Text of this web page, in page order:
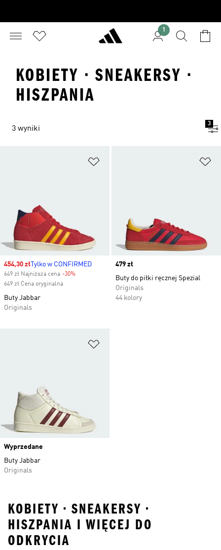
1
KOBIETY · SNEAKERSY ·
HISZPANIA
3 wyniki
3
Sale price
454,30 zł Tylko w CONFIRMED
649 zł Najniższa cena -30%
649 zł Cena oryginalna
Buty Jabbar
Originals
Price
479 zł
Buty do piłki ręcznej Spezial
Originals
44 kolory
Wyprzedane
Buty Jabbar
Originals
KOBIETY • SNEAKERSY •
HISZPANIA I WIĘCEJ DO
ODKRYCIA